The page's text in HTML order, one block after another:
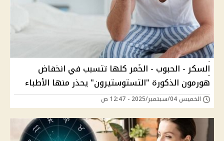
السكر - الحبوب - الخَمر كلها تتسبب في انخفاض
هورمون الذكورة "التستوستيرون" يحذر منها الأطباء
الخميس 04/سبتمبر/2025 - 12:47 ص